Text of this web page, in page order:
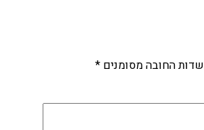
שדות החובה מסומנים *